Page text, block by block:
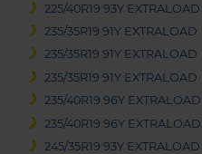
225/40R19 93Y EXTRALOAD
235/35R19 91Y EXTRALOAD
235/35R19 91Y EXTRALOAD
235/35R19 91Y EXTRALOAD
235/40R19 96Y EXTRALOAD
235/40R19 96Y EXTRALOAD
245/35R19 93Y EXTRALOAD